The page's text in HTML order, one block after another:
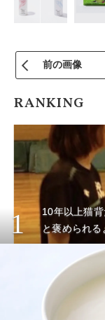
前の画像
RANKING
1
10年以上猫
と褒められ